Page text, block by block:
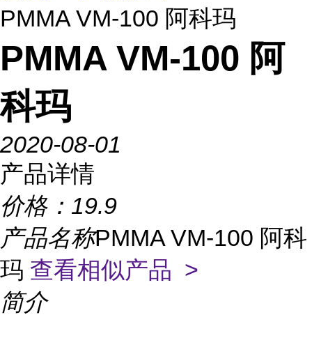
PMMA VM-100 阿科玛
PMMA VM-100 阿
科玛
2020-08-01
产品详情
价格： 19.9
产品名称PMMA VM-100 阿科
玛 查看相似产品 >
简介